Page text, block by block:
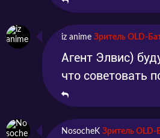
iz anime Зритель OLD-
Агент Элвис)
что советовать
NosocheK Зритель OLD-